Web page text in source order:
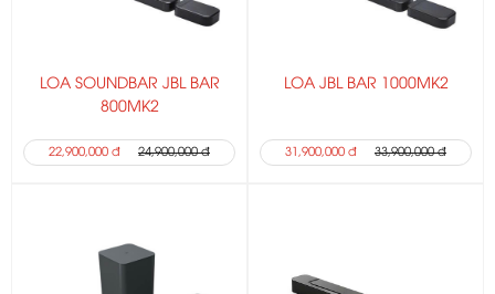
LOA SOUNDBAR JBL BAR
800MK2
22,900,000 đ 24,900,000 đ
LOA JBL BAR 1000MK2
31,900,000 đ 33,900,000 đ